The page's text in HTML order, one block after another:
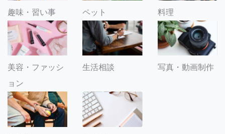
趣味・習い事 ペット 料理
美容・ファッシ
ョン
生活相談 写真・動画制作